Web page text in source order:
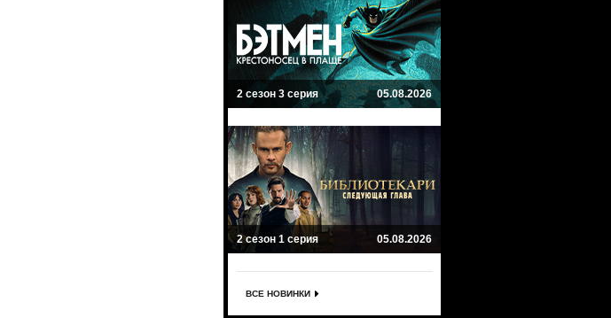
2 сезон 3 серия 05.08.2026
2 сезон 1 серия 05.08.2026
ВСЕ НОВИНКИ